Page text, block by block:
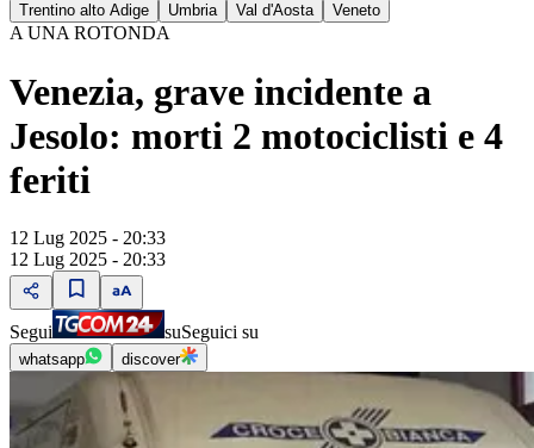
Trentino alto Adige
Umbria Val d'Aosta Veneto
A UNA ROTONDA
Venezia, grave incidente a
Jesolo: morti 2 motociclisti e 4
feriti
12 Lug 2025 - 20:33
12 Lug 2025 - 20:33
Segui suSeguici su
whatsapp discover